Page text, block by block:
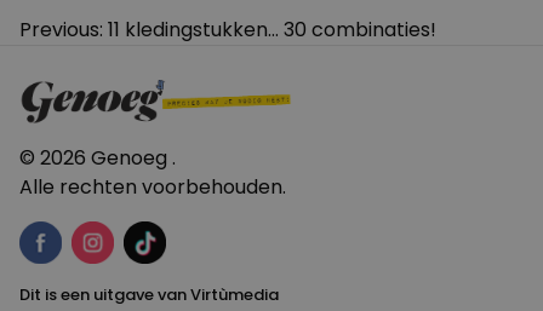
Bericht
Previous: 11 kledingstukken… 30 combinaties!
© 2026 Genoeg .
Alle rechten voorbehouden.
Dit is een uitgave van Virtùmedia